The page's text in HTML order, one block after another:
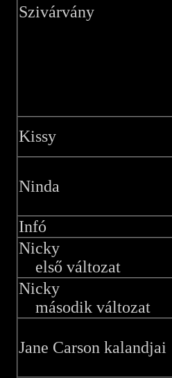
Szivárvány
Kissy
Ninda
Infó
Nicky
első változat
Nicky
második változat
Jane Carson kalandjai